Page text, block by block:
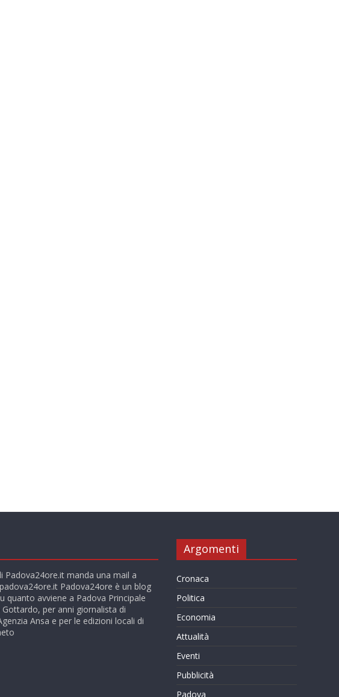
Padova24ore.it manda una mail a
Padova24ore è un blog
quanto avviene a Padova Principale
per anni giornalista di
Ansa e per le edizioni locali di
Argomenti
Cronaca
Politica
Economia
Attualità
Eventi
Pubblicità
Padova